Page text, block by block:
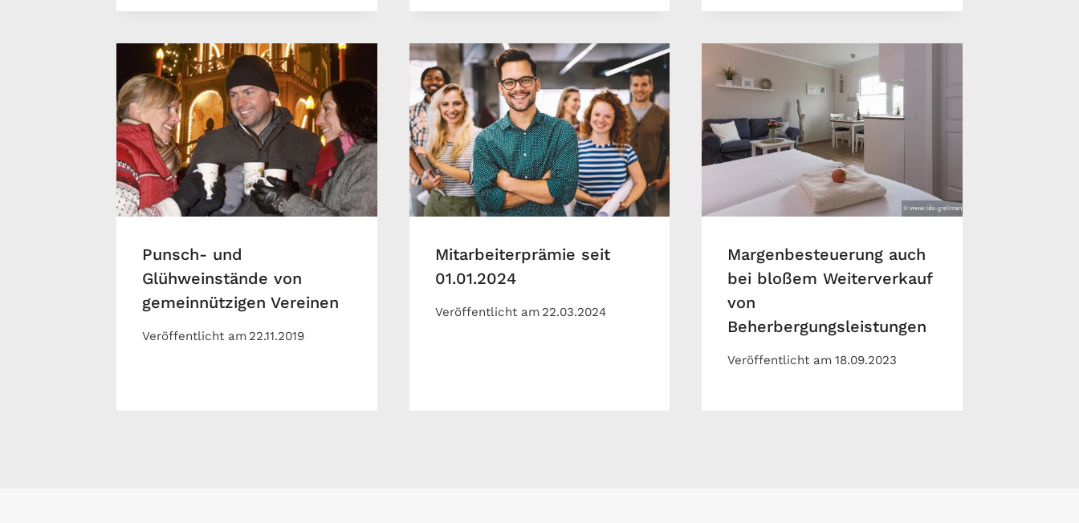
Punsch- und
Glühweinstände von
gemeinnützigen Vereinen
Veröffentlicht am 22.11.2019
Mitarbeiterprämie seit
01.01.2024
Veröffentlicht am 22.03.2024
Margenbesteuerung auch
bei bloßem Weiterverkauf
von
Beherbergungsleistungen
Veröffentlicht am 18.09.2023